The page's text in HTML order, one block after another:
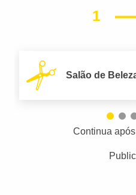
1
Salão de
Continua